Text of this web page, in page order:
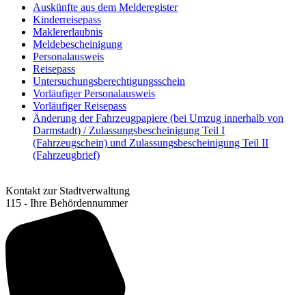
Auskünfte aus dem Melderegister
Kinderreisepass
Maklererlaubnis
Meldebescheinigung
Personalausweis
Reisepass
Untersuchungsberechtigungsschein
Vorläufiger Personalausweis
Vorläufiger Reisepass
Änderung der Fahrzeugpapiere (bei Umzug innerhalb von
Darmstadt) / Zulassungsbescheinigung Teil I
(Fahrzeugschein) und Zulassungsbescheinigung Teil II
(Fahrzeugbrief)
Kontakt zur Stadtverwaltung
115 - Ihre Behördennummer